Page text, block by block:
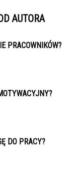
AUTORA
PRACOWNIKÓW?
DO PRACY?